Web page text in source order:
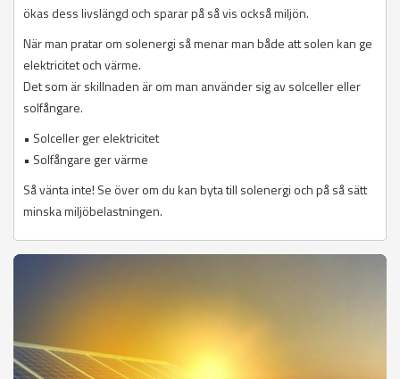
ökas dess livslängd och sparar på så vis också miljön.
När man pratar om solenergi så menar man både att solen kan ge
elektricitet och värme.
Det som är skillnaden är om man använder sig av solceller eller
solfångare.
• Solceller ger elektricitet
• Solfångare ger värme
Så vänta inte! Se över om du kan byta till solenergi och på så sätt
minska miljöbelastningen.